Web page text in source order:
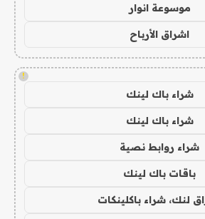
موسوعة انوار
اشراق الأرباح
!
شراء باك لينك
شراء باك لينك
شراء روابط نصية
باقات باك لينك
لنك، شراء باكلينكات